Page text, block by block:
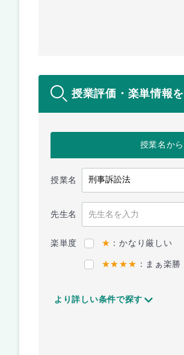
授業評価・楽単情報
授業名か
授業名
先生名
楽単度 ★ ：かなり厳しい
★★★★ ：まぁ楽勝
より詳しい条件で探す